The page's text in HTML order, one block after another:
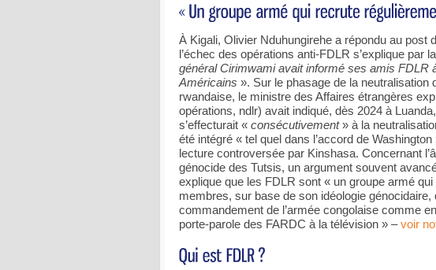
À Kigali, Olivier Nduhungirehe a répondu au post
l’échec des opérations anti-FDLR s’explique par
général Cirimwami avait informé ses amis FDLR
Américains ». Sur le phasage de la neutralisation
rwandaise, le ministre des Affaires étrangères
opérations, ndlr) avait indiqué, dès 2024 à
s’effecturait « consécutivement» à la
été intégré « tel quel dans l’accord de
lecture controversée par Kinshasa. Concernant
génocide des Tutsis, un argument souvent
explique que les FDLR sont « un groupe armé
membres, sur base de son idéologie génocidaire,
commandement de l’armée congolaise comme
porte-parole des FARDC à la télévision » –voir